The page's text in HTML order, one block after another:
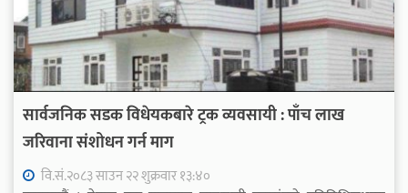
सार्वजनिक सडक विधेयकबारे ट्रक व्यवसायी : पाँच लाख
जरिवाना संशोधन गर्न माग
वि.सं.२०८३ साउन २२ शुक्रवार १३:४०